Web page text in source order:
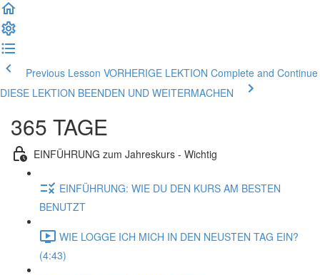
Previous Lesson VORHERIGE LEKTION Complete and Continue
DIESE LEKTION BEENDEN UND WEITERMACHEN
365 TAGE
EINFÜHRUNG zum Jahreskurs - Wichtig
EINFÜHRUNG: WIE DU DEN KURS AM BESTEN
BENUTZT
WIE LOGGE ICH MICH IN DEN NEUSTEN TAG EIN?
(4:43)